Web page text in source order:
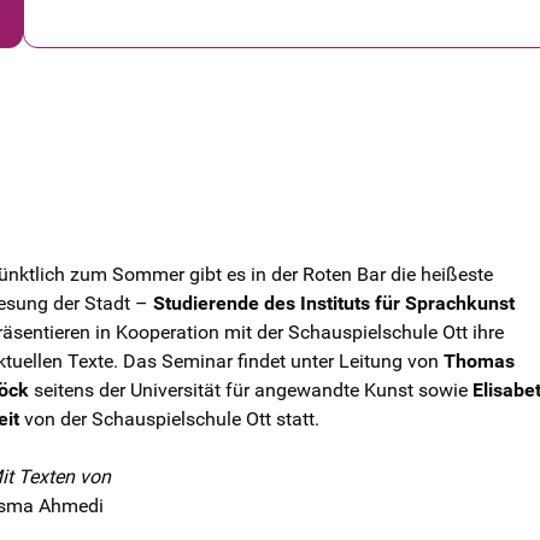
zum Sommer gibt es in der Roten Bar die heißeste
der Stadt – Studierende des Instituts für Sprachkunst
in Kooperation mit der Schauspielschule Ott ihre
Texte. Das Seminar findet unter Leitung von Thomas
seitens der Universität für angewandte Kunst sowie
von der Schauspielschule Ott statt.
Texten von
Ahmedi